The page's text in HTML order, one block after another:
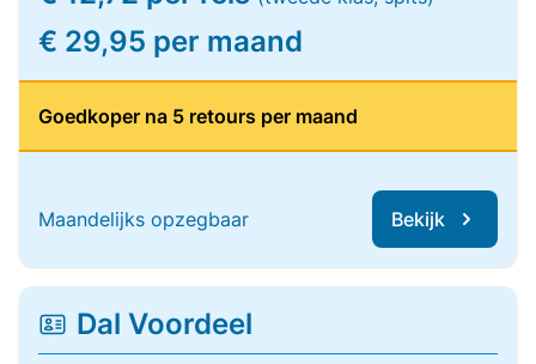
€ 29,95 per maand
Goedkoper na 5 retours per maand
Maandelijks opzegbaar Bekijk
Dal Voordeel